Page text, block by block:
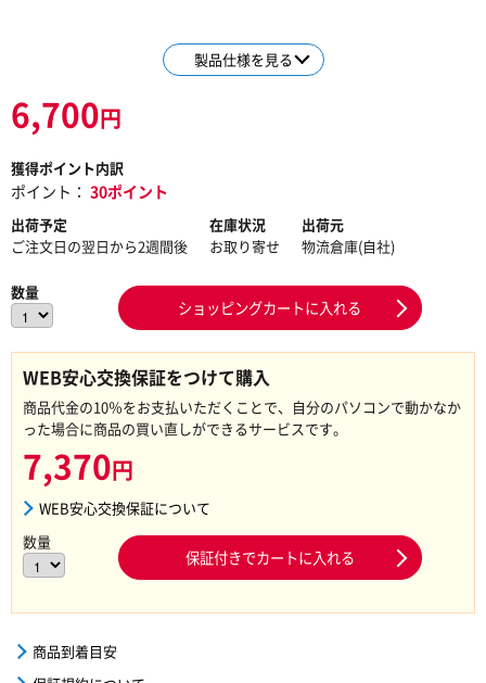
製品仕様を見る
6,700円
獲得ポイント内訳
ポイント： 30ポイント
出荷予定
ご注文日の翌日から2週間後
在庫状況
お取り寄せ
出荷元
物流倉庫(自社)
数量
ショッピングカートに入れる
WEB安心交換保証をつけて購入
商品代金の10％をお支払いただくことで、自分のパソコンで動かなか
った場合に商品の買い直しができるサービスです。
7,370円
WEB安心交換保証について
数量
保証付きでカートに入れる
商品到着目安